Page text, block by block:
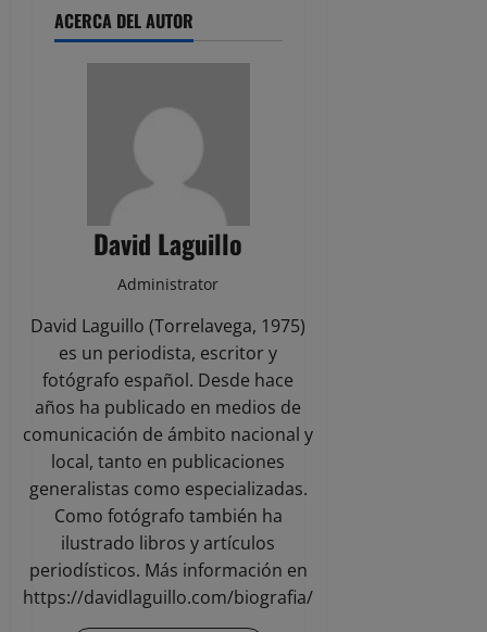
ACERCA DEL AUTOR
David Laguillo
Administrator
David Laguillo (Torrelavega, 1975)
es un periodista, escritor y
fotógrafo español. Desde hace
años ha publicado en medios de
comunicación de ámbito nacional y
local, tanto en publicaciones
generalistas como especializadas.
Como fotógrafo también ha
ilustrado libros y artículos
periodísticos. Más información en
https://davidlaguillo.com/biografia/